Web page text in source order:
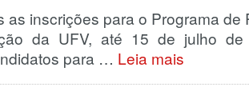
as inscrições para o Programa
da UFV, até 15 de julho
para … Leia mais